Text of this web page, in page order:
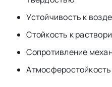
Устойчивость к
Стойкость к
Сопротивление
Атмосферостойкость